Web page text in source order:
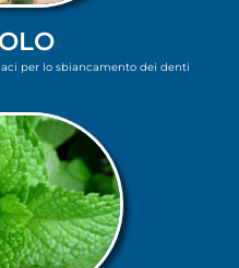
per lo sbiancamento dei denti